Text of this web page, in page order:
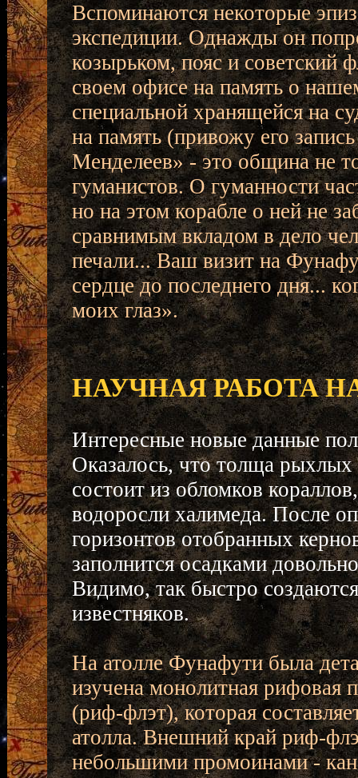
Вспоминаются некоторые
экспедиции. Однажды он
козырьком, пояс и советский
своем офисе на память о
специальной хранящейся на
на память (привожу его
Менделеев» - это община не
гуманистов. О гуманности
но на этом корабле о ней не
сравнимым вкладом в дело
печали... Ваш визит на
сердце до последнего дня...
моих глаз».
НАУЧНАЯ РАБОТА
Интересные новые данные
Оказалось, что толща рыхлых
состоит из обломков
водоросли халимеда. После
горизонтов отобранных
заполнится осадками
Видимо, так быстро
известняков.
На атолле Фунафути была
изучена монолитная рифовая
(риф-флэт), которая
атолла. Внешний край риф-
небольшими промоинами -